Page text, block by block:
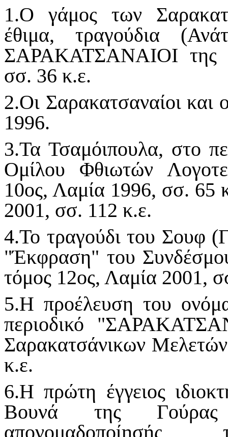
1.Ο γάμος των
έθιμα, τραγούδια
ΣΑΡΑΚΑΤΣΑΝΑΙΟΙ της
σσ. 36 κ.ε.
2.Οι Σαρακατσαναίοι και
1996.
3.Τα Τσαμόιπουλα, στο
Ομίλου Φθιωτών
10ος, Λαμία 1996, σσ. 65
2001, σσ. 112 κ.ε.
4.Το τραγούδι του Σουφ
"Έκφραση" του
τόμος 12ος, Λαμία 2001,
5.Η προέλευση του
περιοδικό
Σαρακατσάνικων
κ.ε.
6.Η πρώτη έγγειος
Βουνά της